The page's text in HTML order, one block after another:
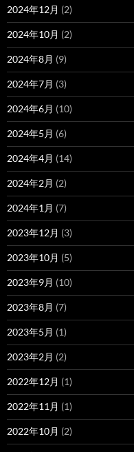
2024年12月 (2)
2024年10月 (2)
2024年8月 (9)
2024年7月 (3)
2024年6月 (10)
2024年5月 (6)
2024年4月 (14)
2024年2月 (2)
2024年1月 (7)
2023年12月 (3)
2023年10月 (5)
2023年9月 (10)
2023年8月 (7)
2023年5月 (1)
2023年2月 (2)
2022年12月 (1)
2022年11月 (1)
2022年10月 (2)